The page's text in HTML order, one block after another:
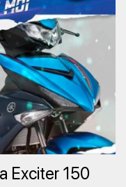
Exciter 150